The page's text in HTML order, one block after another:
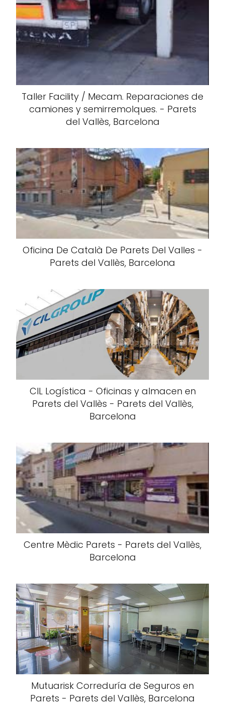
Taller Facility / Mecam. Reparaciones de
camiones y semirremolques. - Parets
del Vallès, Barcelona
Oficina De Català De Parets Del Valles -
Parets del Vallès, Barcelona
CIL Logística - Oficinas y almacen en
Parets del Vallès - Parets del Vallès,
Barcelona
Centre Mèdic Parets - Parets del Vallès,
Barcelona
Mutuarisk Correduría de Seguros en
Parets - Parets del Vallès, Barcelona